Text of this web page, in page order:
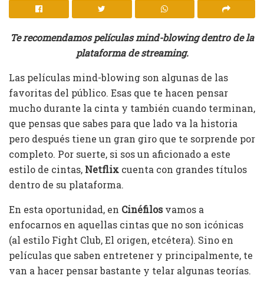
Te recomendamos películas mind-blowing dentro de la
plataforma de streaming.
Las películas mind-blowing son algunas de las
favoritas del público. Esas que te hacen pensar
mucho durante la cinta y también cuando terminan,
que pensas que sabes para que lado va la historia
pero después tiene un gran giro que te sorprende por
completo. Por suerte, si sos un aficionado a este
estilo de cintas, Netflix cuenta con grandes títulos
dentro de su plataforma.
En esta oportunidad, en Cinéfilosvamos a
enfocarnos en aquellas cintas que no son icónicas
(al estilo Fight Club, El origen, etcétera). Sino en
películas que saben entretener y principalmente, te
van a hacer pensar bastante y telar algunas teorías.